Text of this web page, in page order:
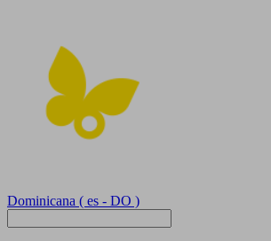
Dominicana ( es - DO )